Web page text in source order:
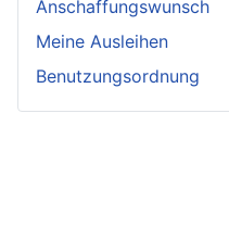
Anschaffungswunsch
Meine Ausleihen
Benutzungsordnung